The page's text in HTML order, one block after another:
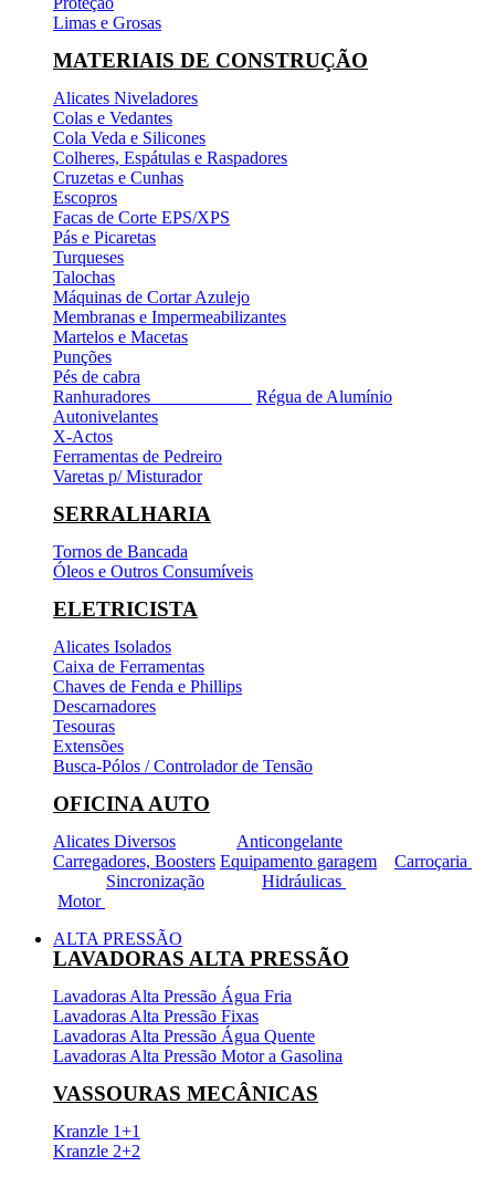
Limas e Grosas
MATERIAIS DE CONSTRUÇÃO
Alicates Niveladores
Colas e Vedantes
Cola Veda e Silicones
Colheres, Espátulas e Raspadores
Cruzetas e Cunhas
Escopros
Facas de Corte EPS/XPS
Pás e Picaretas
Turqueses
Talochas
Máquinas de Cortar Azulejo
Membranas e Impermeabilizantes
Martelos e Macetas
Punções
Pés de cabra
Ranhuradores
Régua de Alumínio
Autonivelantes
X-Actos
Ferramentas de Pedreiro
Varetas p/ Misturador
SERRALHARIA
Tornos de Bancada
Óleos e Outros Consumíveis
ELETRICISTA
Alicates Isolados
Caixa de Ferramentas
Chaves de Fenda e Phillips
Descarnadores
Tesouras
Extensões
Busca-Pólos / Controlador de Tensão
OFICINA AUTO
Alicates Diversos
Anticongelante
Carregadores, Boosters Equipamento garagem
Carroçaria
Sincronização
Hidráulicas
Motor
ALTA PRESSÃO
LAVADORAS ALTA PRESSÃO
Lavadoras Alta Pressão Água Fria
Lavadoras Alta Pressão Fixas
Lavadoras Alta Pressão Água Quente
Lavadoras Alta Pressão Motor a Gasolina
VASSOURAS MECÂNICAS
Kranzle 1+1
Kranzle 2+2